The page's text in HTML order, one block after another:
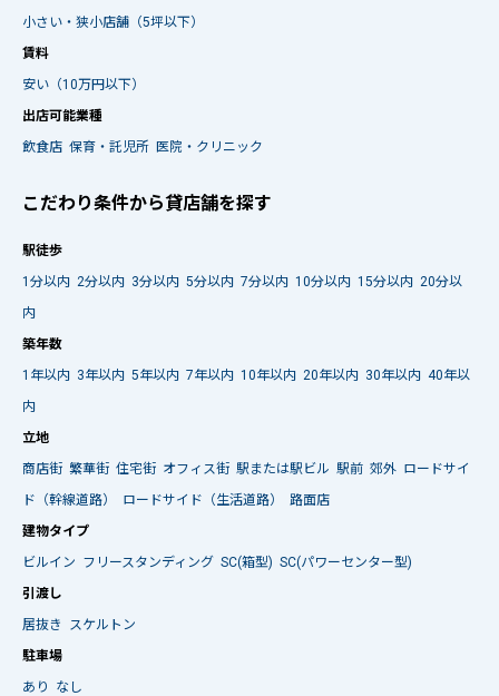
小さい・狭小店舗（5坪以下）
賃料
安い（10万円以下）
出店可能業種
飲食店 保育・託児所 医院・クリニック
こだわり条件から貸店舗を探す
駅徒歩
1分以内 2分以内 3分以内 5分以内 7分以内 10分以内 15分以内 20分以
内
築年数
1年以内 3年以内 5年以内 7年以内 10年以内 20年以内 30年以内 40年以
内
立地
商店街 繁華街 住宅街 オフィス街 駅または駅ビル 駅前 郊外 ロードサイ
ド（幹線道路）
ロードサイド（生活道路）
路面店
建物タイプ
ビルイン フリースタンディング SC(箱型) SC(パワーセンター型)
引渡し
居抜き
スケルトン
駐車場
あり
なし